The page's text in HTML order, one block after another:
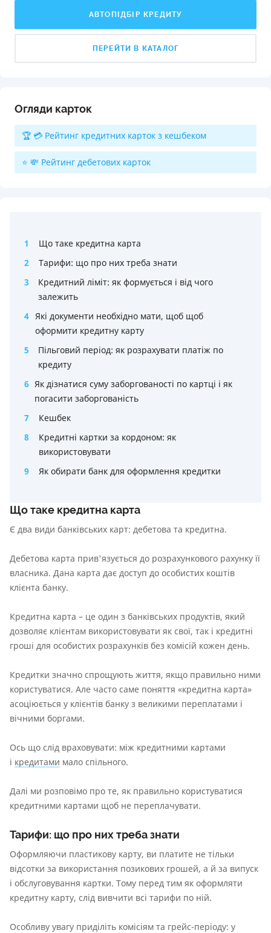
1
Що таке кредитна карта
2
Тарифи: що про них треба знати
3
Кредитний ліміт: як формується і від чого
залежить
4 Які документи необхідно мати, щоб щоб
оформити кредитну карту
5
Пільговий період: як розрахувати платіж по
кредиту
6 Як дізнатися суму заборгованості по картці і як
погасити заборгованість
7
Кешбек
8
Кредитні картки за кордоном: як
використовувати
9
Як обирати банк для оформлення кредитки
Що таке кредитна карта
Є два види банківських карт: дебетова та кредитна.
Дебетова карта прив'язується до розрахункового рахунку її
власника. Дана карта дає доступ до особистих коштів
клієнта банку.
Кредитна карта – це один з банківських продуктів, який
дозволяє клієнтам використовувати як свої, так і кредитні
гроші для особистих розрахунків без комісій кожен день.
Кредитки значно спрощують життя, якщо правильно ними
користуватися. Але часто саме поняття «кредитна карта»
асоціюється у клієнтів банку з великими переплатами і
вічними боргами.
Ось що слід враховувати: між кредитними картами
і кредитами мало спільного.
Далі ми розповімо про те, як правильно користуватися
кредитними картами щоб не переплачувати.
Тарифи: що про них треба знати
Оформляючи пластикову карту, ви платите не тільки
відсотки за використання позикових грошей, а й за випуск
і обслуговування картки. Тому перед тим як оформляти
кредитну карту, слід вивчити всі тарифи по ній.
Особливу увагу приділіть комісіям та грейс-періоду: у
АВТОПІДБІР КРЕДИТУ
ПЕРЕЙТИ В КАТАЛОГ
Огляди карток
🏆 💳 Рейтинг кредитних карток з кешбеком
⭐ 💸 Рейтинг дебетових карток